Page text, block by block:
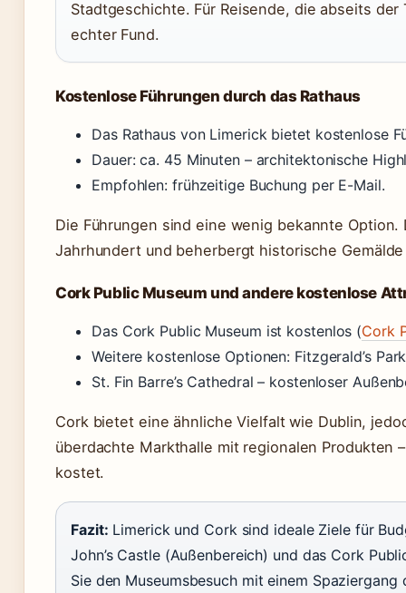
Stadtgeschichte. Für Reisende, die abseits
echter Fund.
Kostenlose Führungen durch das Rathaus
Das Rathaus von Limerick bietet kostenlose
Dauer: ca. 45 Minuten – architektonische
Empfohlen: frühzeitige Buchung per E-Mail.
Die Führungen sind eine wenig bekannte Option.
Jahrhundert und beherbergt historische
Cork Public Museum und andere kostenlose
Das Cork Public Museum ist kostenlos (Cork
Weitere kostenlose Optionen: Fitzgerald’s
St. Fin Barre’s Cathedral – kostenloser
Cork bietet eine ähnliche Vielfalt wie Dublin,
überdachte Markthalle mit regionalen Produkten
kostet.
Fazit: Limerick und Cork sind ideale Ziele für
John’s Castle (Außenbereich) und das Cork
Sie den Museumsbesuch mit einem